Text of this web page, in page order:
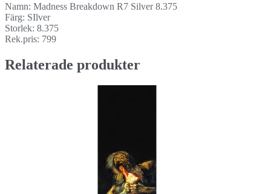
Namn: Madness Breakdown R7 Silver 8.375
Färg: SIlver
Storlek: 8.375
Rek.pris: 799
Relaterade produkter